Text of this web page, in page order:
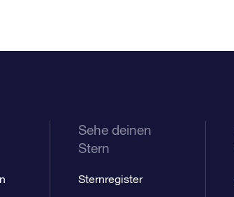
Sehe deinen
Stern
Sternregister